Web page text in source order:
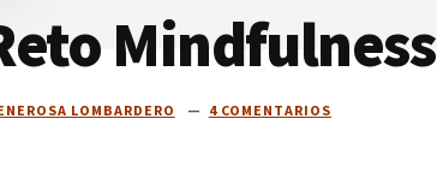
Mindfulness
LOMBARDERO 4 COMENTARIOS